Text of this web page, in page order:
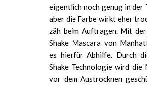
eigentlich noch genug in der
aber die Farbe wirkt eher
zäh beim Auftragen. Mit der
Shake Mascara von
es hierfür Abhilfe. Durch
Shake Technologie wird die
vor dem Austrocknen